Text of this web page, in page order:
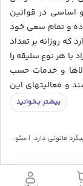
اساسی در قوانین
و تمام سعی خود
که روزانه بر تعداد
با هر نوع سلیقه را
و خدمات حسب
و فعالیتهای این
قانونی دارد. | سئو: